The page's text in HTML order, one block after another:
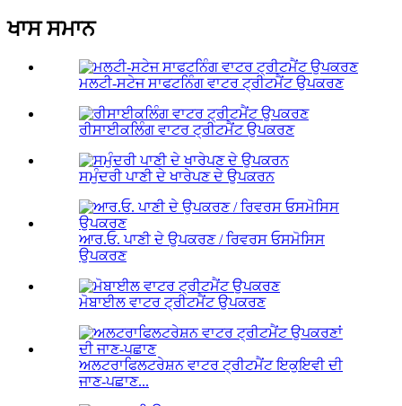
ਖਾਸ ਸਮਾਨ
ਮਲਟੀ-ਸਟੇਜ ਸਾਫਟਨਿੰਗ ਵਾਟਰ ਟ੍ਰੀਟਮੈਂਟ ਉਪਕਰਣ
ਰੀਸਾਈਕਲਿੰਗ ਵਾਟਰ ਟ੍ਰੀਟਮੈਂਟ ਉਪਕਰਣ
ਸਮੁੰਦਰੀ ਪਾਣੀ ਦੇ ਖਾਰੇਪਣ ਦੇ ਉਪਕਰਨ
ਆਰ.ਓ. ਪਾਣੀ ਦੇ ਉਪਕਰਣ / ਰਿਵਰਸ ਓਸਮੋਸਿਸ
ਉਪਕਰਣ
ਮੋਬਾਈਲ ਵਾਟਰ ਟ੍ਰੀਟਮੈਂਟ ਉਪਕਰਣ
ਅਲਟਰਾਫਿਲਟਰੇਸ਼ਨ ਵਾਟਰ ਟ੍ਰੀਟਮੈਂਟ ਇਕੁਇਵੀ ਦੀ
ਜਾਣ-ਪਛਾਣ...